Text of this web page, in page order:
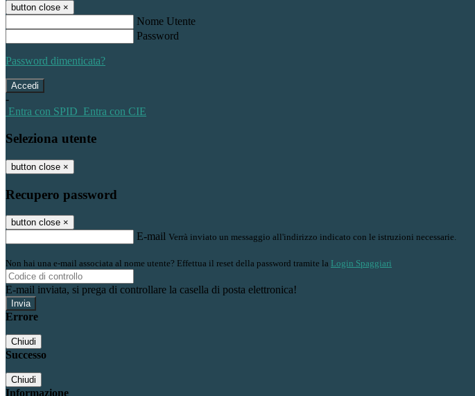
button close ×
Nome Utente
Password
Password dimenticata?
-
Entra con SPID Entra con CIE
Seleziona utente
button close ×
Recupero password
button close ×
E-mail Verrà inviato un messaggio all'indirizzo indicato con le istruzioni necessarie.
Non hai una e-mail associata al nome utente? Effettua il reset della password tramite la Login Spaggiari
E-mail inviata, si prega di controllare la casella di posta elettronica!
Errore
Chiudi
Successo
Chiudi
Informazione